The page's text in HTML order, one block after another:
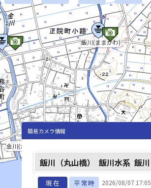
飯川(ままかわ)
金川(かなかわ)
簡易カメラ情報
飯川（丸山橋） 飯川水系 飯川
現在 平常時 2026/08/07 17:05